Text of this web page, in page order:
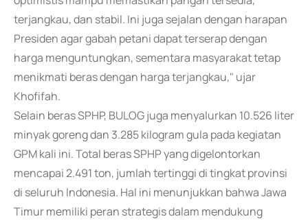
terjangkau, dan stabil. Ini juga sejalan dengan harapan
Presiden agar gabah petani dapat terserap dengan
harga menguntungkan, sementara masyarakat tetap
menikmati beras dengan harga terjangkau," ujar
Khofifah.
Selain beras SPHP, BULOG juga menyalurkan 10.526 liter
minyak goreng dan 3.285 kilogram gula pada kegiatan
GPM kali ini. Total beras SPHP yang digelontorkan
mencapai 2.491 ton, jumlah tertinggi di tingkat provinsi
di seluruh Indonesia. Hal ini menunjukkan bahwa Jawa
Timur memiliki peran strategis dalam mendukung